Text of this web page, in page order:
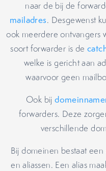
naar de bij de
mailadres. Desgewenst
ook meerdere ontvangers
soort forwarder is de
welke is gericht aan
waarvoor geen
Ook bij
forwarders. Deze
verschillende
Bij domeinen bestaat
en aliassen. Een alias